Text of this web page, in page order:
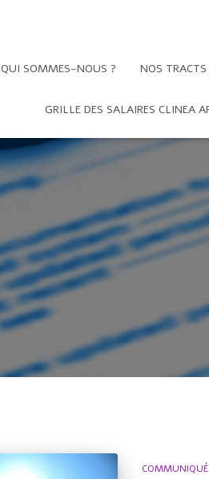
QUI SOMMES-NOUS ? NOS TRACTS
GRILLE DES SALAIRES CLINEA
COMMUNIQUÉ